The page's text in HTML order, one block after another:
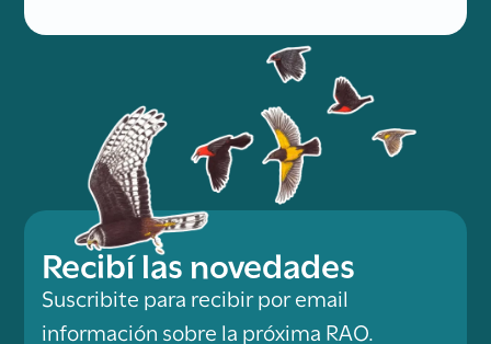
Recibí las novedades
Suscribite para recibir por email
información sobre la próxima RAO.